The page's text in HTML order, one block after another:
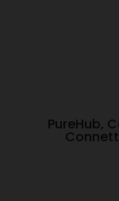
PureHub,